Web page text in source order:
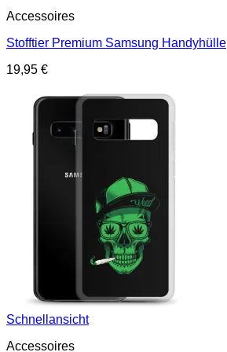
Accessoires
Stofftier Premium Samsung Handyhülle
19,95 €
Schnellansicht
Accessoires